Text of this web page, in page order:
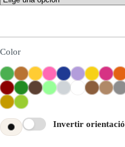
Color
Invertir